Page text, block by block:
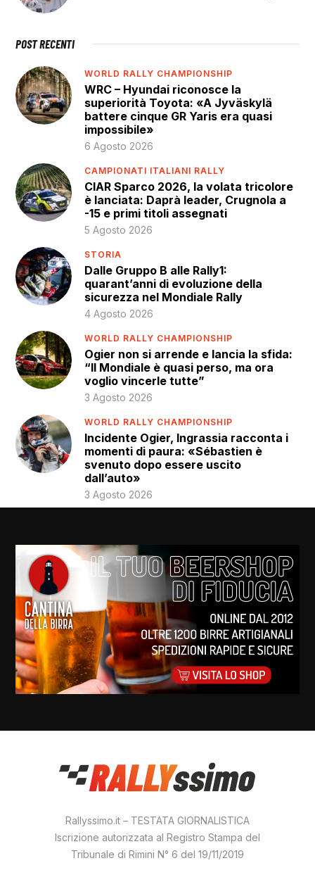
POST RECENTI
WORLD RALLY CHAMPIONSHIP
WRC – Hyundai riconosce la
superiorità Toyota: «A Jyväskylä
battere cinque GR Yaris era quasi
impossibile»
6 Agosto 2026
CAMPIONATI ITALIANI RALLY
CIAR Sparco 2026, la volata tricolore
è lanciata: Daprà leader, Crugnola a
-15 e primi titoli assegnati
5 Agosto 2026
STORIA
Dalle Gruppo B alle Rally1:
quarant’anni di evoluzione della
sicurezza nel Mondiale Rally
4 Agosto 2026
WORLD RALLY CHAMPIONSHIP
Ogier non si arrende e lancia la sfida:
“Il Mondiale è quasi perso, ma ora
voglio vincerle tutte”
3 Agosto 2026
WORLD RALLY CHAMPIONSHIP
Incidente Ogier, Ingrassia racconta i
momenti di paura: «Sébastien è
svenuto dopo essere uscito
dall’auto»
3 Agosto 2026
Rallyssimo.it – TESTATA GIORNALISTICA
Iscrizione autorizzata al Registro Stampa del
Tribunale di Rimini N° 6 del 19/11/2019